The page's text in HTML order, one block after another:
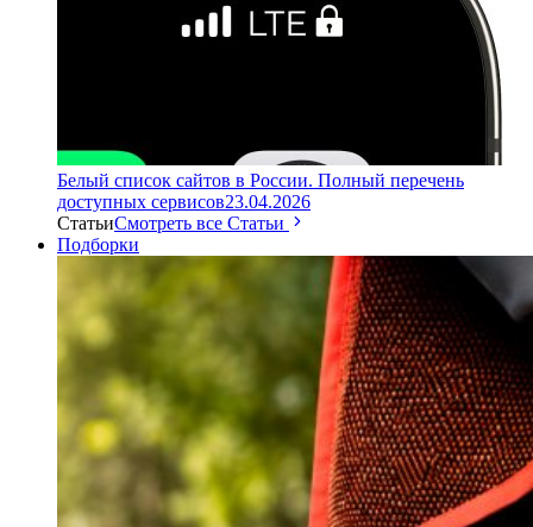
Белый список сайтов в России. Полный перечень
доступных сервисов23.04.2026
СтатьиСмотреть все Статьи
Подборки